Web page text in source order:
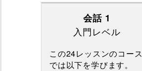
会話 1
入門レベル
この24レッスンのコース
では以下を学びます。